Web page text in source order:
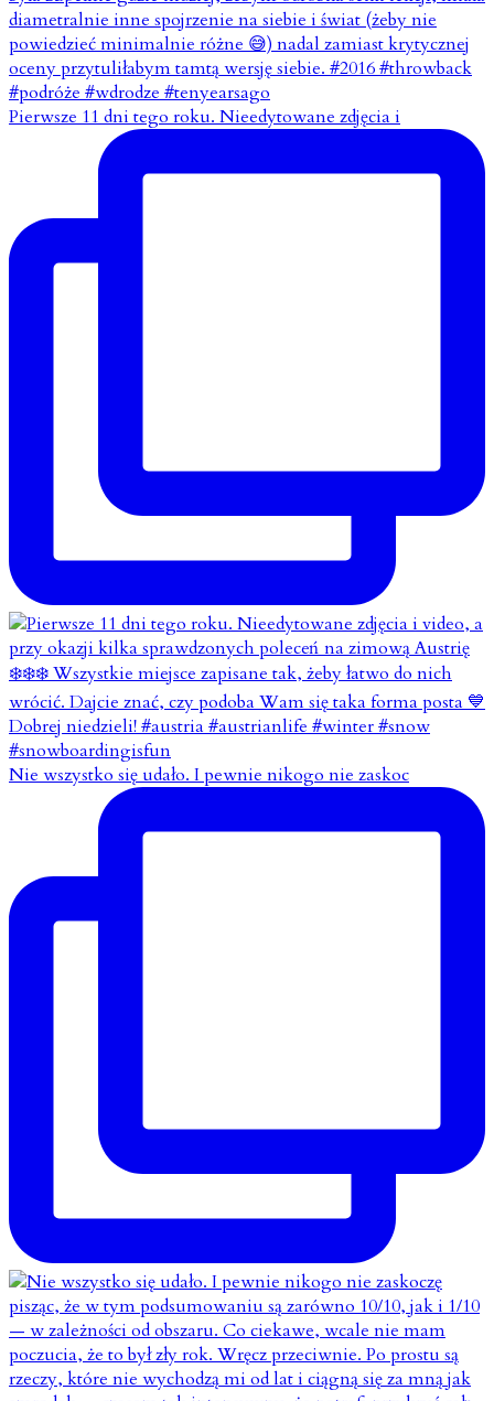
Pierwsze 11 dni tego roku. Nieedytowane zdjęcia i
Nie wszystko się udało. I pewnie nikogo nie zaskoc